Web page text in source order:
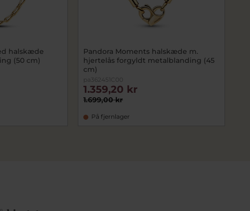
halskæde
(50 cm)
Pandora Moments halskæde m.
hjertelås forgyldt metalblanding (45
cm)
pa362451C00
1.699,00 kr
1.359,20 kr
På fjernlager